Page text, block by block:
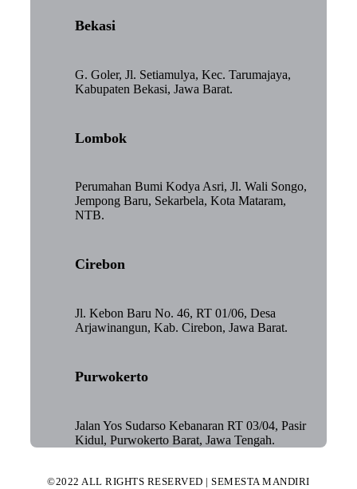
Bekasi
G. Goler, Jl. Setiamulya, Kec. Tarumajaya,
Kabupaten Bekasi, Jawa Barat.
Lombok
Perumahan Bumi Kodya Asri, Jl. Wali Songo,
Jempong Baru, Sekarbela, Kota Mataram,
NTB.
Cirebon
Jl. Kebon Baru No. 46, RT 01/06, Desa
Arjawinangun, Kab. Cirebon, Jawa Barat.
Purwokerto
Jalan Yos Sudarso Kebanaran RT 03/04, Pasir
Kidul, Purwokerto Barat, Jawa Tengah.
©2022 ALL RIGHTS RESERVED | SEMESTA MANDIRI